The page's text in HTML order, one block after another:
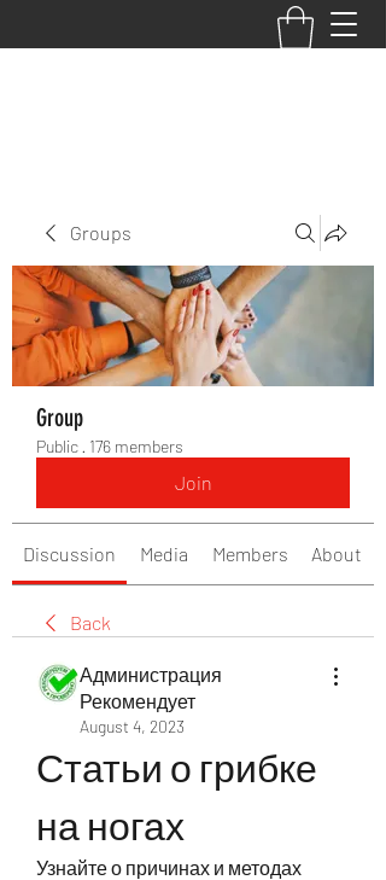
Groups
Group
Public · 176 members
Join
Discussion Media Members About
Back
Администрация
Рекомендует
August 4, 2023
Статьи о грибке
на ногах
Узнайте о причинах и методах